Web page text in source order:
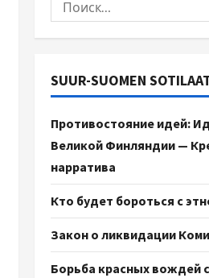
SUUR-SUOMEN
Противостояние идей:
Великой Финляндии —
нарратива
Кто будет бороться с
Закон о ликвидации Коми
Борьба красных вождей